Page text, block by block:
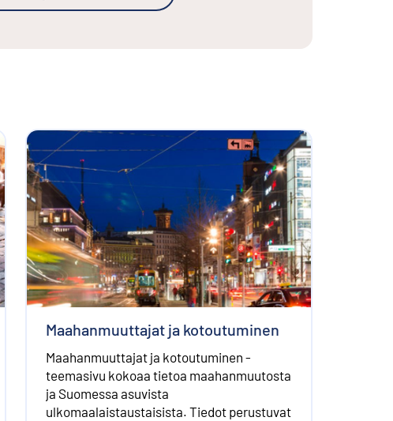
Maahanmuuttajat ja kotoutuminen
Maahanmuuttajat ja kotoutuminen -
teemasivu kokoaa tietoa maahanmuutosta
ja Suomessa asuvista
ulkomaalaistaustaisista. Tiedot perustuvat